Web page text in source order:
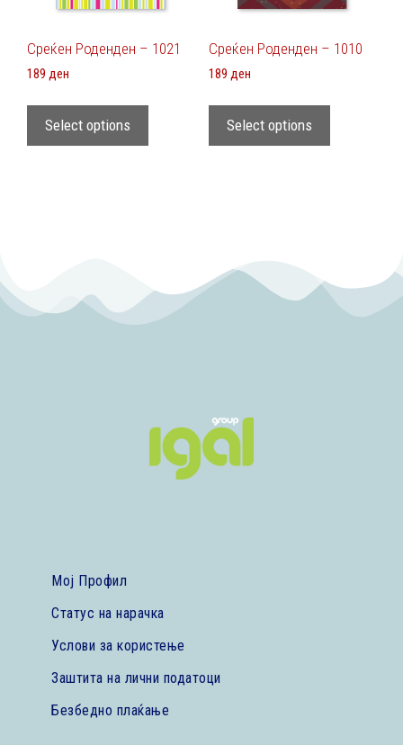
Среќен Роденден – 1021
189 ден
Select options
Среќен Роденден – 1010
189 ден
Select options
Мој Профил
Статус на нарачка
Услови за користење
Заштита на лични податоци
Безбедно плаќање